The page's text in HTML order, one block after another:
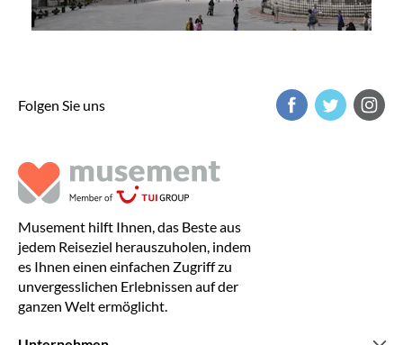
Folgen Sie uns
Musement hilft Ihnen, das Beste aus
jedem Reiseziel herauszuholen, indem
es Ihnen einen einfachen Zugriff zu
unvergesslichen Erlebnissen auf der
ganzen Welt ermöglicht.